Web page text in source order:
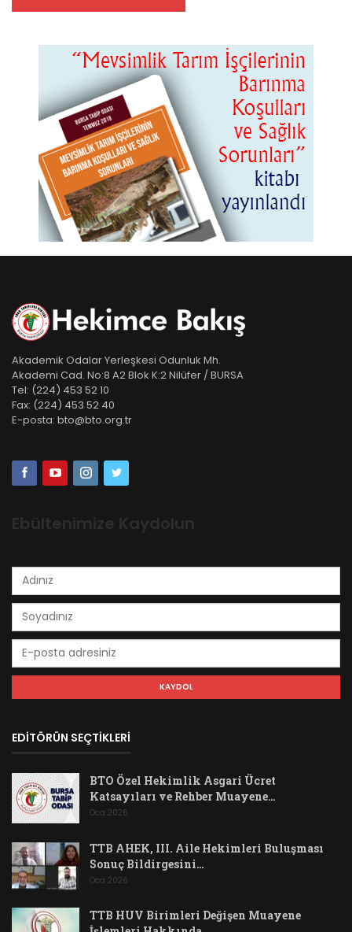
Akademik Odalar Yerleşkesi Odunluk Mh.
Akademi Cad. No:8 A2 Blok K:2 Nilüfer / BURSA
Tel: (224) 453 52 10
Fax: (224) 453 52 40
E-posta: bto@bto.org.tr
Ebültenimize Kaydolun
EDİTÖRÜN SEÇTİKLERİ
BTO Özel Hekimlik Asgari Ücret
Katsayıları ve Rehber Muayene…
Oca 2026
TTB AHEK, III. Aile Hekimleri Buluşması
Sonuç Bildirgesini…
Oca 2026
TTB HUV Birimleri Değişen Muayene